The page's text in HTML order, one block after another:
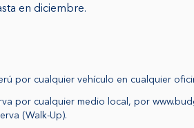
en diciembre.
por cualquier vehículo en cualquier
por cualquier medio local, por
(Walk-Up).